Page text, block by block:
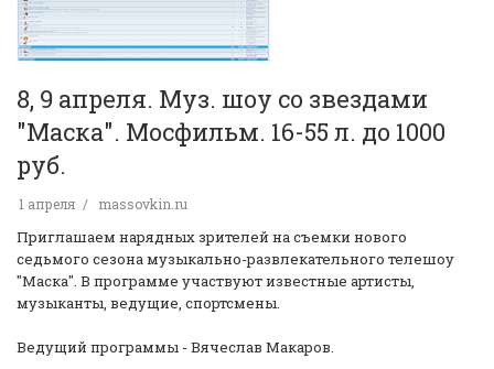
8, 9 апреля. Муз. шоу со звездами
"Маска". Мосфильм. 16-55 л. до 1000
руб.
1 апреля massovkin.ru
Приглашаем нарядных зрителей на съемки нового
седьмого сезона музыкально-развлекательного телешоу
"Маска". В программе участвуют известные артисты,
музыканты, ведущие, спортсмены.
Ведущий программы - Вячеслав Макаров.